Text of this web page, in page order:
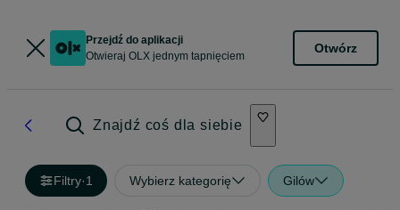
Przejdź do aplikacji
Otwieraj OLX jednym tapnięciem
Otwórz
Znajdź coś dla siebie
Filtry·1 Wybierz kategorię Gilów